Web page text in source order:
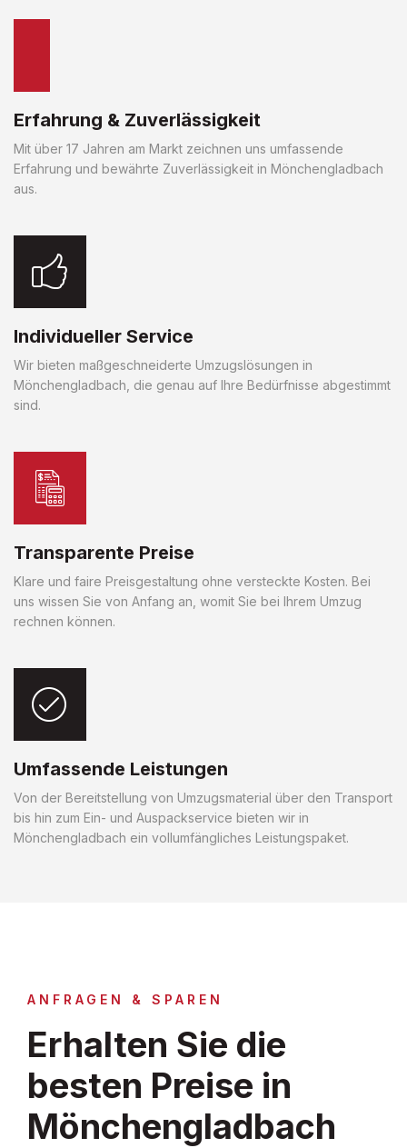
Erfahrung & Zuverlässigkeit
Mit über 17 Jahren am Markt zeichnen uns umfassende
Erfahrung und bewährte Zuverlässigkeit in Mönchengladbach
aus.
Individueller Service
Wir bieten maßgeschneiderte Umzugslösungen in
Mönchengladbach, die genau auf Ihre Bedürfnisse abgestimmt
sind.
Transparente Preise
Klare und faire Preisgestaltung ohne versteckte Kosten. Bei
uns wissen Sie von Anfang an, womit Sie bei Ihrem Umzug
rechnen können.
Umfassende Leistungen
Von der Bereitstellung von Umzugsmaterial über den Transport
bis hin zum Ein- und Auspackservice bieten wir in
Mönchengladbach ein vollumfängliches Leistungspaket.
ANFRAGEN & SPAREN
Erhalten Sie die
besten Preise in
Mönchengladbach